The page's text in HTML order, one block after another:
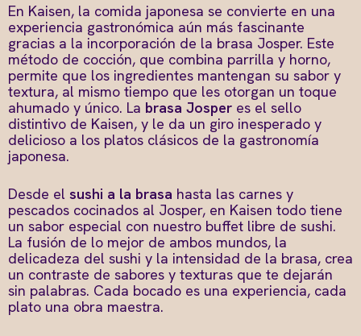
En Kaisen, la comida japonesa se convierte en una
experiencia gastronómica aún más fascinante
gracias a la incorporación de la brasa Josper. Este
método de cocción, que combina parrilla y horno,
permite que los ingredientes mantengan su sabor y
textura, al mismo tiempo que les otorgan un toque
ahumado y único. La brasa Josper es el sello
distintivo de Kaisen, y le da un giro inesperado y
delicioso a los platos clásicos de la gastronomía
japonesa.
Desde el sushi a la brasa hasta las carnes y
pescados cocinados al Josper, en Kaisen todo tiene
un sabor especial con nuestro buffet libre de sushi.
La fusión de lo mejor de ambos mundos, la
delicadeza del sushi y la intensidad de la brasa, crea
un contraste de sabores y texturas que te dejarán
sin palabras. Cada bocado es una experiencia, cada
plato una obra maestra.